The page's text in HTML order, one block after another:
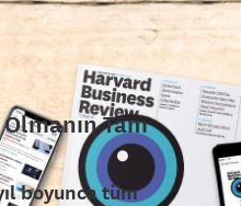
Tam
boyunca tüm